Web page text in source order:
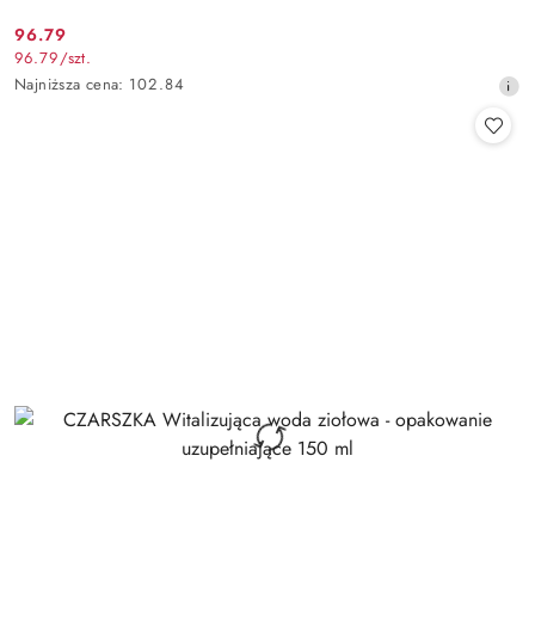
Cena
promocyjna:
96.79
96.79/szt.
Najniższa
Najniższa cena: 102.84